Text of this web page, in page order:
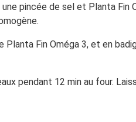
une pincée de sel et Planta
Planta Fin Oméga 3, et en
pendant 12 min au four.